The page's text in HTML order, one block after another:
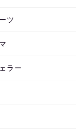
ツ
ラー